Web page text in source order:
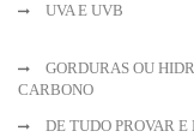
UVA E UVB
GORDURAS OU
CARBONO
DE TUDO PROVAR E